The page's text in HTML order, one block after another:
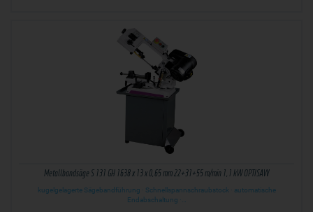
Metallbandsäge S 131 GH 1638 x 13 x 0,65 mm 22+31+55 m/min 1,1 kW OPTISAW
kugelgelagerte Sägebandführung · Schnellspannschraubstock · automatische
Endabschaltung ·…